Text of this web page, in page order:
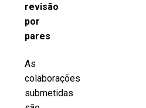
revisão
por
pares
As
colaborações
submetidas